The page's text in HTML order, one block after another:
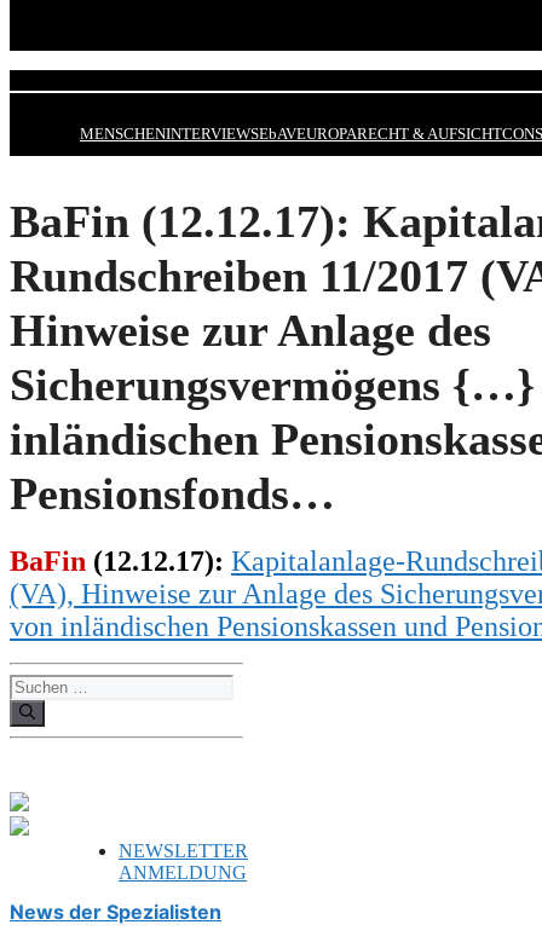
MENSCHENINTERVIEWSEbAVEUROPARECHT & AUFSICHT
BaFin (12.12.17):
Rundschreiben 11/2017
Hinweise zur Anlage des
Sicherungsvermögens
inländischen
Pensionsfonds…
BaFin (12.12.17): Kapitalanlage-
(VA), Hinweise zur Anlage des
von inländischen Pensionskassen und
Suchen
nach:
NEWSLETTER
ANMELDUNG
News der Spezialisten